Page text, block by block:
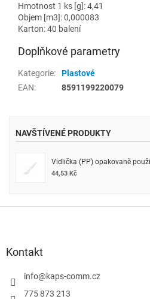
Hmotnost 1 ks [g]: 4,41
Objem [m3]: 0,000083
Karton: 40 balení
Doplňkové parametry
Kategorie:
Plastové
EAN: 8591199220079
NAVŠTÍVENÉ PRODUKTY
Vidlička (PP) opakovaně
44,53 Kč
Kontakt
info@kaps-comm.cz
775 873 213